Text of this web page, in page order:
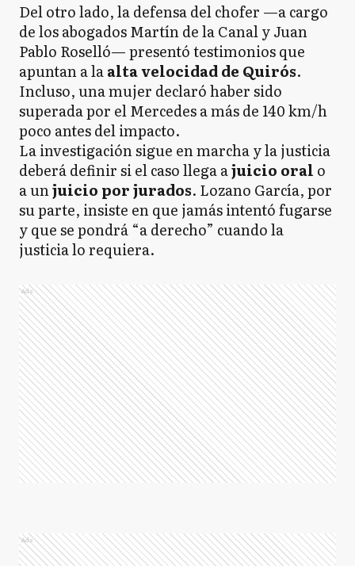
Del otro lado, la defensa del chofer —a cargo
de los abogados Martín de la Canal y Juan
Pablo Roselló— presentó testimonios que
apuntan a laalta velocidad de Quirós.
Incluso, una mujer declaró haber sido
superada por el Mercedes a más de 140 km/h
poco antes del impacto.
La investigación sigue en marcha y la justicia
deberá definir si el caso llega ajuicio oral o
a unjuicio por jurados. Lozano García, por
su parte, insiste en que jamás intentó fugarse
y que se pondrá “a derecho” cuando la
justicia lo requiera.
Ads
Ads